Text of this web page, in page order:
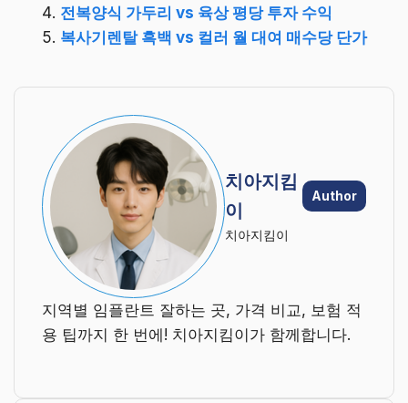
전복양식 가두리 vs 육상 평당 투자 수익
복사기렌탈 흑백 vs 컬러 월 대여 매수당 단가
치아지킴
이
Author
치아지킴이
지역별 임플란트 잘하는 곳, 가격 비교, 보험 적
용 팁까지 한 번에! 치아지킴이가 함께합니다.